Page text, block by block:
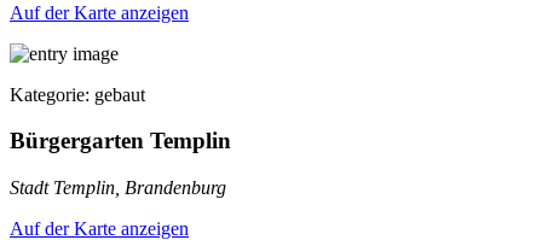
Auf der Karte anzeigen
Kategorie: gebaut
Bürgergarten Templin
Stadt Templin, Brandenburg
Auf der Karte anzeigen